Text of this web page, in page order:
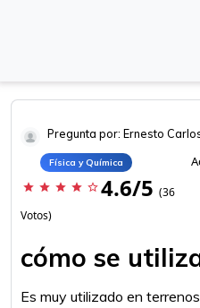
Pregunta por: Ernesto
Física y Química
star star star star star_border 4.6/5 (36
Votos)
cómo se
Es muy utilizado en